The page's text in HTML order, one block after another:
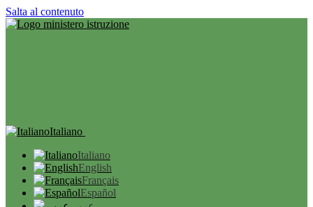
Salta al contenuto
Italiano
Italiano
English
Français
Español